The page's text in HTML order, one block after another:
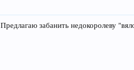
Предлагаю забанить недокоролеву